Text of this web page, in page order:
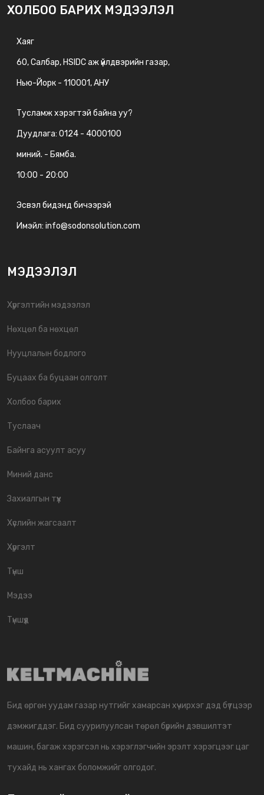
ХОЛБОО БАРИХ МЭДЭЭЛЭЛ
Хаяг
60, Салбар, HSIDC аж үйлдвэрийн газар,
Нью-Йорк - 110001, АНУ
Тусламж хэрэгтэй байна уу?
Дуудлага: 0124 - 4000100
миний. - Бямба.
10:00 - 20:00
Эсвэл бидэнд бичээрэй
Имэйл: info@sodonsolution.com
МЭДЭЭЛЭЛ
Хүргэлтийн мэдээлэл
Нөхцөл ба нөхцөл
Нууцлалын бодлого
Буцаах ба буцаан олголт
Холбоо барих
Туслаач
Байнга асуулт асуу
Миний данс
Захиалгын түүх
Хүслийн жагсаалт
Хүргэлт
Түнш
Мэдээ
Түншүүд
Бид өргөн уудам газар нутгийг хамарсан хүчирхэг дэд бүтцээр
дэмжигддэг. Бид суурилуулсан төрөл бүрийн дэвшилтэт
машин, багаж хэрэгсэл нь хэрэглэгчийн эрэлт хэрэгцээг цаг
тухайд нь хангах боломжийг олгодог.